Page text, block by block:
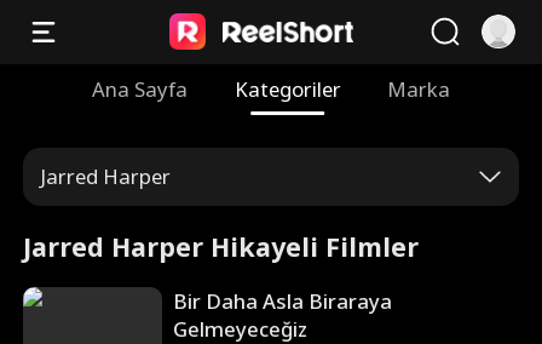
Ana Sayfa Kategoriler Marka
Jarred Harper
Jarred Harper Hikayeli Filmler
Bir Daha Asla Biraraya
Gelmeyeceğiz